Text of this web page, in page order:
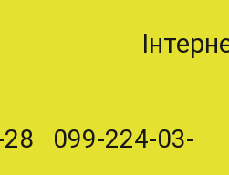
099-224-03-